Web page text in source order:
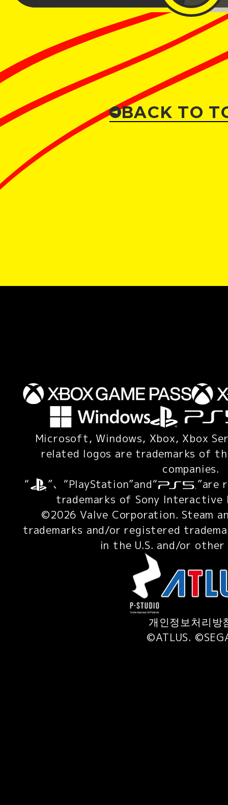
BACK TO
Microsoft, Windows, Xbox, Xbox
related logos are trademarks of
companies.
“
”、“PlayStation”and“
”are
trademarks of Sony Interactive
©2026 Valve Corporation. Steam
trademarks and/or registered
in the U.S. and/or
개인정보처리방
©ATLUS.